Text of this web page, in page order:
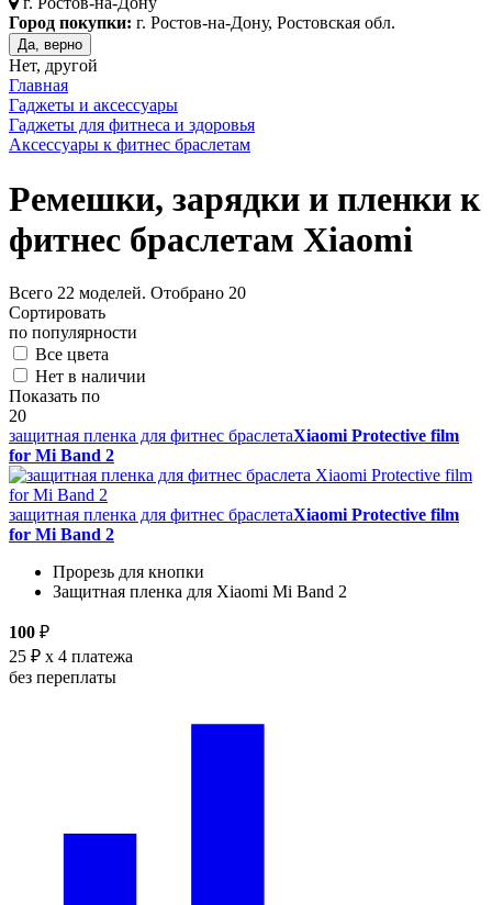
Город покупки: г. Ростов-на-Дону, Ростовская обл.
Да, верно
Нет, другой
Главная
Гаджеты и аксессуары
Гаджеты для фитнеса и здоровья
Аксессуары к фитнес браслетам
Ремешки, зарядки и пленки к
фитнес браслетам Xiaomi
Всего 22 моделей. Отобрано 20
Сортировать
по популярности
Все цвета
Нет в наличии
Показать по
20
защитная пленка для фитнес браслетаXiaomi Protective film
for Mi Band 2
защитная пленка для фитнес браслетаXiaomi Protective film
for Mi Band 2
Прорезь для кнопки
Защитная пленка для Xiaomi Mi Band 2
100 ₽
25 ₽ x 4 платежа
без переплаты